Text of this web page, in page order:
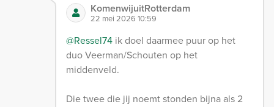
KomenwijuitRotterdam
22 mei 2026 10:59
@Ressel74 ik doel daarmee puur op het
duo Veerman/Schouten op het
middenveld.
Die twee die jij noemt stonden bijna als 2